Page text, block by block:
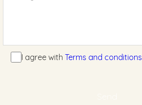
I agree with Terms and conditions